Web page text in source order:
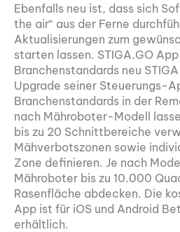
Ebenfalls neu ist, dass sich
the air“ aus der Ferne
Aktualisierungen zum
starten lassen. STIGA.GO
Branchenstandards neu
Upgrade seiner Steuerungs-
Branchenstandards in der
nach Mähroboter-Modell
bis zu 20 Schnittbereiche
Mähverbotszonen sowie
Zone definieren. Je nach
Mähroboter bis zu 10.000
Rasenfläche abdecken. Die
App ist für iOS und Android
erhältlich.